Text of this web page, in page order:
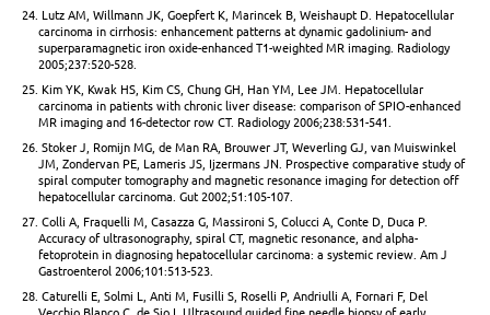
24. Lutz AM, Willmann JK, Goepfert K, Marincek B, Weishaupt D. Hepatocellular
carcinoma in cirrhosis: enhancement patterns at dynamic gadolinium- and
superparamagnetic iron oxide-enhanced T1-weighted MR imaging. Radiology
2005;237:520-528.
25. Kim YK, Kwak HS, Kim CS, Chung GH, Han YM, Lee JM. Hepatocellular
carcinoma in patients with chronic liver disease: comparison of SPIO-enhanced
MR imaging and 16-detector row CT. Radiology 2006;238:531-541.
26. Stoker J, Romijn MG, de Man RA, Brouwer JT, Weverling GJ, van Muiswinkel
JM, Zondervan PE, Lameris JS, Ijzermans JN. Prospective comparative study of
spiral computer tomography and magnetic resonance imaging for detection off
hepatocellular carcinoma. Gut 2002;51:105-107.
27. Colli A, Fraquelli M, Casazza G, Massironi S, Colucci A, Conte D, Duca P.
Accuracy of ultrasonography, spiral CT, magnetic resonance, and alpha-
fetoprotein in diagnosing hepatocellular carcinoma: a systemic review. Am J
Gastroenterol 2006;101:513-523.
28. Caturelli E, Solmi L, Anti M, Fusilli S, Roselli P, Andriulli A, Fornari F, Del